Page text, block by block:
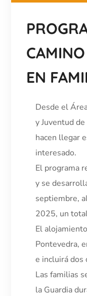
EN
Desde el
y Juventud
hacen llegar
interesado.
El programa
y se
septiembre,
2025, un
El
Pontevedra,
e incluirá dos
Las familias
la Guardia